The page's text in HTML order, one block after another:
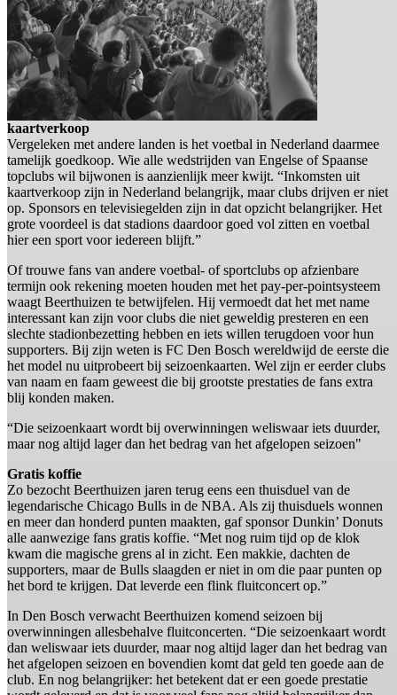
kaartverkoop
Vergeleken met andere landen is het voetbal in Nederland daarmee
tamelijk goedkoop. Wie alle wedstrijden van Engelse of Spaanse
topclubs wil bijwonen is aanzienlijk meer kwijt. “Inkomsten uit
kaartverkoop zijn in Nederland belangrijk, maar clubs drijven er niet
op. Sponsors en televisiegelden zijn in dat opzicht belangrijker. Het
grote voordeel is dat stadions daardoor goed vol zitten en voetbal
hier een sport voor iedereen blijft.”
Of trouwe fans van andere voetbal- of sportclubs op afzienbare
termijn ook rekening moeten houden met het pay-per-pointsysteem
waagt Beerthuizen te betwijfelen. Hij vermoedt dat het met name
interessant kan zijn voor clubs die niet geweldig presteren en een
slechte stadionbezetting hebben en iets willen terugdoen voor hun
supporters. Bij zijn weten is FC Den Bosch wereldwijd de eerste die
het model nu uitprobeert bij seizoenkaarten. Wel zijn er eerder clubs
van naam en faam geweest die bij grootste prestaties de fans extra
blij konden maken.
“Die seizoenkaart wordt bij overwinningen weliswaar iets duurder,
maar nog altijd lager dan het bedrag van het afgelopen seizoen"
Gratis koffie
Zo bezocht Beerthuizen jaren terug eens een thuisduel van de
legendarische Chicago Bulls in de NBA. Als zij thuisduels wonnen
en meer dan honderd punten maakten, gaf sponsor Dunkin’ Donuts
alle aanwezige fans gratis koffie. “Met nog ruim tijd op de klok
kwam die magische grens al in zicht. Een makkie, dachten de
supporters, maar de Bulls slaagden er niet in om die paar punten op
het bord te krijgen. Dat leverde een flink fluitconcert op.”
In Den Bosch verwacht Beerthuizen komend seizoen bij
overwinningen allesbehalve fluitconcerten. “Die seizoenkaart wordt
dan weliswaar iets duurder, maar nog altijd lager dan het bedrag van
het afgelopen seizoen en bovendien komt dat geld ten goede aan de
club. En nog belangrijker: het betekent dat er een goede prestatie